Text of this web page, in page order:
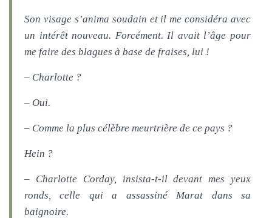
Son visage s’anima soudain et il me considéra avec
un intérêt nouveau. Forcément. Il avait l’âge pour
me faire des blagues à base de fraises, lui !
– Charlotte ?
– Oui.
– Comme la plus célèbre meurtrière de ce pays ?
Hein ?
– Charlotte Corday, insista-t-il devant mes yeux
ronds, celle qui a assassiné Marat dans sa
baignoire.